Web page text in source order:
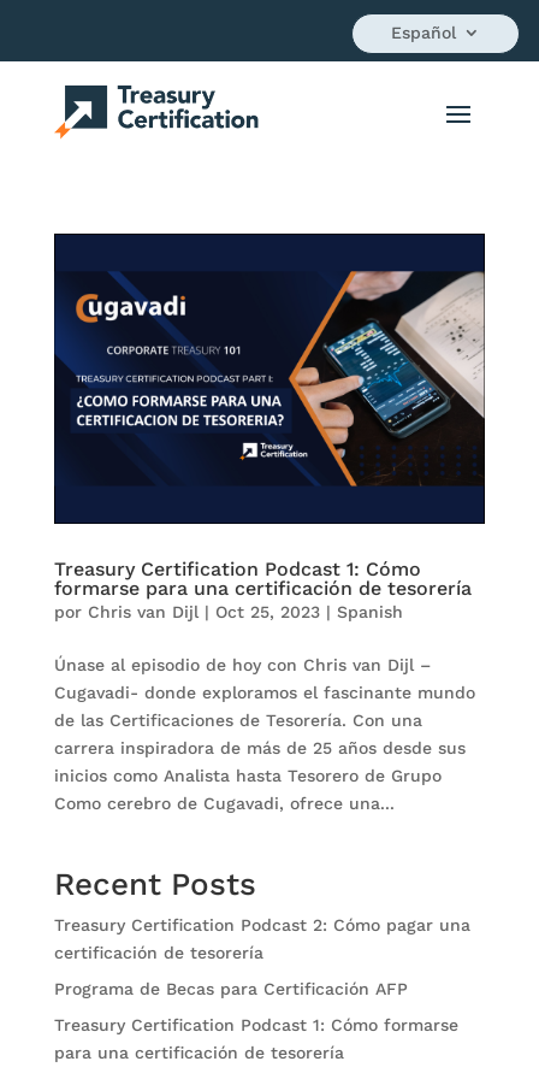
Español
Treasury Certification Podcast 1: Cómo
formarse para una certificación de tesorería
por Chris van Dijl| Oct 25, 2023| Spanish
Únase al episodio de hoy con Chris van Dijl –
Cugavadi- donde exploramos el fascinante mundo
de las Certificaciones de Tesorería. Con una
carrera inspiradora de más de 25 años desde sus
inicios como Analista hasta Tesorero de Grupo
Como cerebro de Cugavadi, ofrece una...
Recent Posts
Treasury Certification Podcast 2: Cómo pagar una
certificación de tesorería
Programa de Becas para Certificación AFP
Treasury Certification Podcast 1: Cómo formarse
para una certificación de tesorería